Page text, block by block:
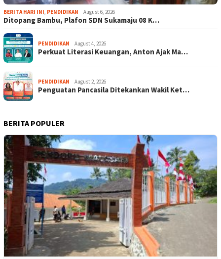
BERITA HARI INI, PENDIDIKAN August 6, 2026
Ditopang Bambu, Plafon SDN Sukamaju 08 K…
PENDIDIKAN August 4, 2026
Perkuat Literasi Keuangan, Anton Ajak Ma…
PENDIDIKAN August 2, 2026
Penguatan Pancasila Ditekankan Wakil Ket…
BERITA POPULER